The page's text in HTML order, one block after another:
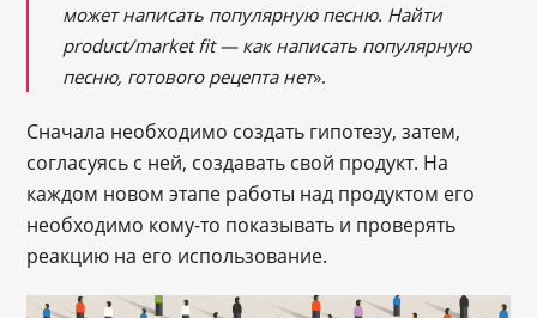
может написать популярную песню. Найти
product/market fit― какнаписать популярную
песню, готового рецепта нет».
Сначала необходимо создать гипотезу, затем,
согласуясь с ней, создавать свой продукт. На
каждом новом этапе работы над продуктом его
необходимо кому-то показывать и проверять
реакцию на его использование.